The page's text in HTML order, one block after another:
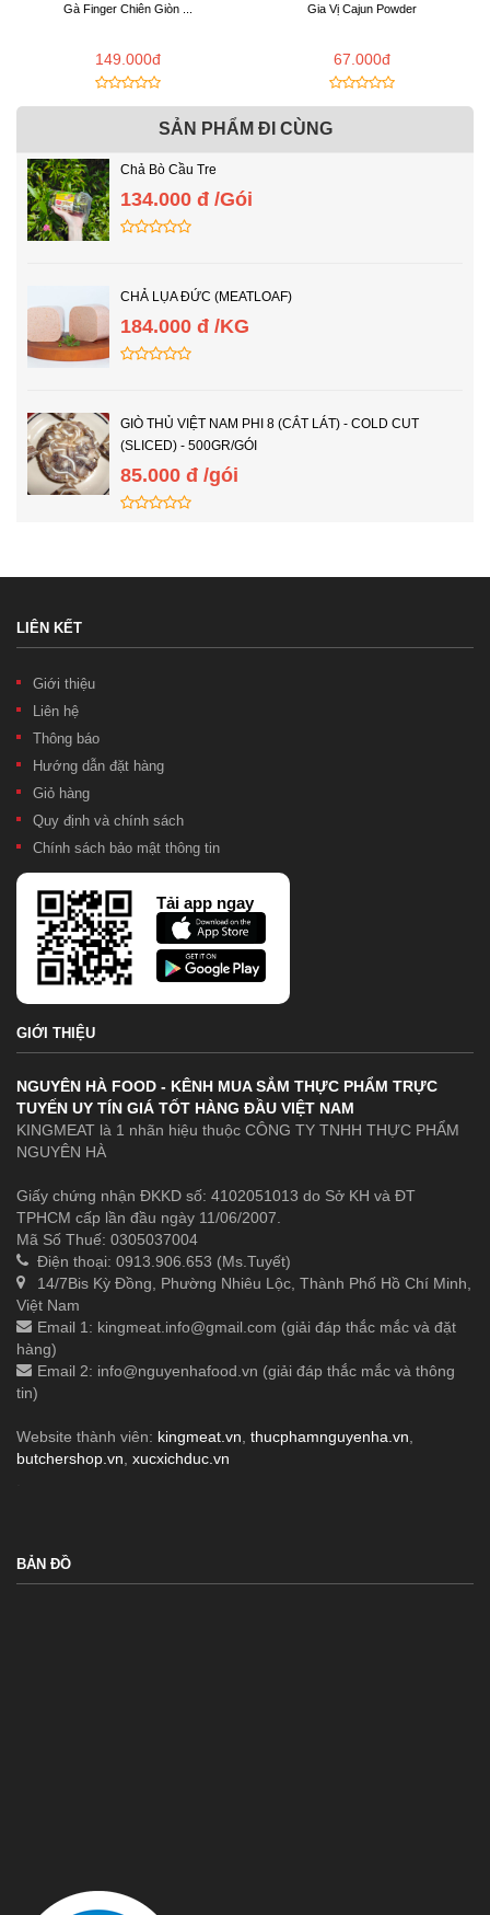
Gà Finger Chiên Giòn ...
149.000đ
Gia Vị Cajun Powder
67.000đ
SẢN PHẨM ĐI CÙNG
Chả Bò Cầu Tre
134.000 đ /Gói
CHẢ LỤA ĐỨC (MEATLOAF)
184.000 đ /KG
GIÒ THỦ VIỆT NAM PHI 8 (CẮT LÁT) - COLD CUT
(SLICED) - 500GR/GÓI
85.000 đ /gói
LIÊN KẾT
Giới thiệu
Liên hệ
Thông báo
Hướng dẫn đặt hàng
Giỏ hàng
Quy định và chính sách
Chính sách bảo mật thông tin
Tải app ngay
GIỚI THIỆU
NGUYÊN HÀ FOOD - KÊNH MUA SẮM THỰC PHẨM TRỰC
TUYẾN UY TÍN GIÁ TỐT HÀNG ĐẦU VIỆT NAM
KINGMEAT là 1 nhãn hiệu thuộc CÔNG TY TNHH THỰC PHẨM
NGUYÊN HÀ
Giấy chứng nhận ĐKKD số: 4102051013 do Sở KH và ĐT
TPHCM cấp lần đầu ngày 11/06/2007.
Mã Số Thuế: 0305037004
Điện thoại: 0913.906.653 (Ms.Tuyết)
14/7Bis Kỳ Đồng, Phường Nhiêu Lộc, Thành Phố Hồ Chí Minh,
Việt Nam
Email 1: kingmeat.info@gmail.com (giải đáp thắc mắc và đặt
hàng)
Email 2: info@nguyenhafood.vn (giải đáp thắc mắc và thông
tin)
Website thành viên: kingmeat.vn thucphamnguyenha.vn
butchershop.vn xucxichduc.vn
BẢN ĐỒ